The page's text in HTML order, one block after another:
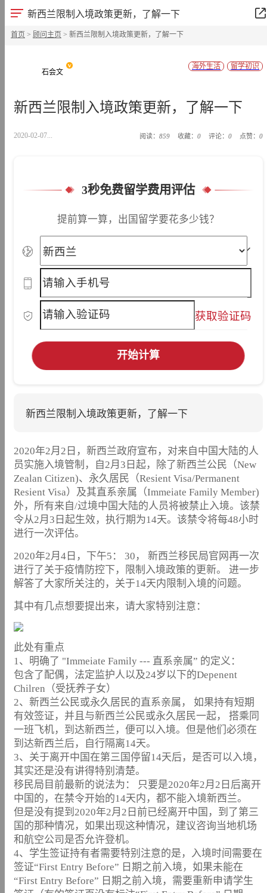
新西兰限制入境政策更新，了解一下
首页 > 顾问主页 > 新西兰限制入境政策更新，了解一下
石会文
留学初识
海外生活
新西兰限制入境政策更新，了解一下
2020-02-07... 阅读： 859 收藏： 0 评论： 0 点赞： 0
3秒免费留学费用评估
提前算一算，出国留学要花多少钱？
获取验证码
开始计算
新西兰限制入境政策更新，了解一下
2020年2月2日，新西兰政府宣布，对来自中国大陆的人
员实施入境管制，自2月3日起，除了新西兰公民（New
Zealan Citizen)、永久居民（Resient Visa/Permanent
Resient Visa）及其直系亲属（Immeiate Family Member)
外，所有来自/过境中国大陆的人员将被禁止入境。该禁
令从2月3日起生效，执行期为14天。该禁令将每48小时
进行一次评估。
2020年2月4日，下午5： 30， 新西兰移民局官网再一次
进行了关于疫情防控下，限制入境政策的更新。 进一步
解答了大家所关注的，关于14天内限制入境的问题。
其中有几点想要提出来，请大家特别注意：
此处有重点
1、明确了 "Immeiate Family --- 直系亲属” 的定义：
包含了配偶，法定监护人以及24岁以下的Depenent
Chilren（受抚养子女）
2、新西兰公民或永久居民的直系亲属， 如果持有短期
有效签证，并且与新西兰公民或永久居民一起， 搭乘同
一班飞机，到达新西兰，便可以入境。但是他们必须在
到达新西兰后，自行隔离14天。
3、关于离开中国在第三国停留14天后，是否可以入境，
其实还是没有讲得特别清楚。
移民局目前最新的说法为： 只要是2020年2月2日后离开
中国的，在禁令开始的14天内，都不能入境新西兰。
但是没有提到2020年2月2日前已经离开中国，到了第三
国的那种情况，如果出现这种情况，建议咨询当地机场
和航空公司是否允许登机。
4、学生签证持有者需要特别注意的是，入境时间需要在
签证“First Entry Before” 日期之前入境，如果未能在
“First Entry Before” 日期之前入境，需要重新申请学生